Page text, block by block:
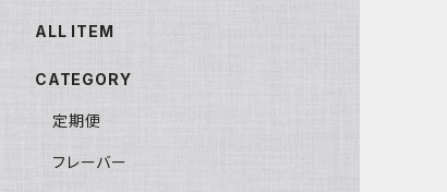
ALL ITEM
CATEGORY
定期便
フレーバー